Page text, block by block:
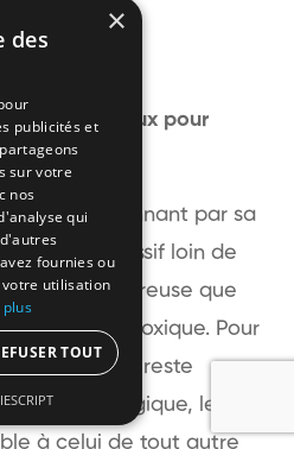
il dangereux pour
impressionnant par sa
peu agressif loin de
plus douloureuse que
être plus toxique. Pour
elle reste
allergique, le
à celui de tout autre
×
des
publicités et
sur votre
nos
qui
fournies ou
utilisation
TOUT